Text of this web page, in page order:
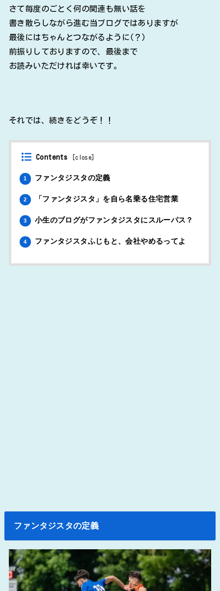
さて毎度のごとく何の関連も無い話を
書き散らしながら進む当ブログではありますが
最後にはちゃんとつながるように(？)
前振りしておりますので、最後まで
お読みいただければ幸いです。
それでは、続きをどうぞ！！
Contents close
1 ファンタジスタの定義
2 「ファンタジスタ」を自ら名乗る住宅営業
3 小生のブログがファンタジスタにスルーパス？
4 ファンタジスタふじもと、会社やめるってよ
ファンタジスタの定義